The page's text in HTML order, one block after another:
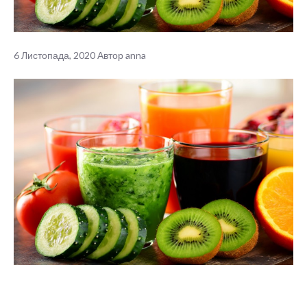
6 Листопада, 2020Авторanna